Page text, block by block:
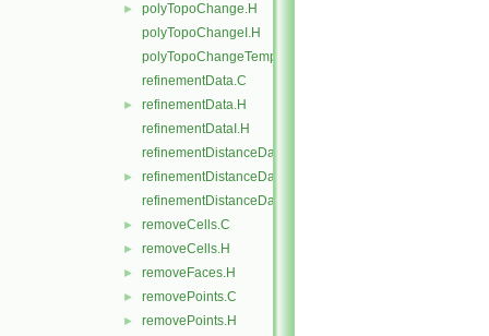
►
polyTopoChange.H
polyTopoChangeI.H
polyTopoChangeTemplates.C
refinementData.C
►
refinementData.H
refinementDataI.H
refinementDistanceData.C
►
refinementDistanceData.H
refinementDistanceDataI.H
► removeCells.C
► removeCells.H
► removeFaces.H
► removePoints.C
► removePoints.H